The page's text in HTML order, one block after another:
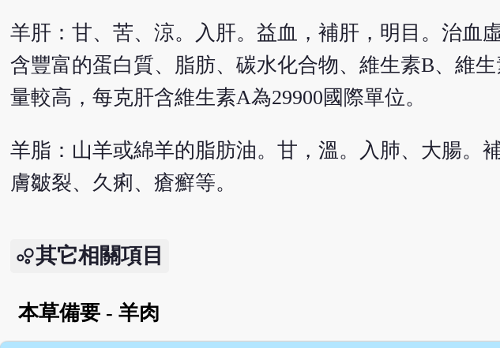
羊肝：甘、苦、涼。入肝。益血，補肝，明目。治血
含豐富的蛋白質、脂肪、碳水化合物、維生素B、維
量較高，每克肝含維生素A為29900國際單位。
羊脂：山羊或綿羊的脂肪油。甘，溫。入肺、大腸。
膚皺裂、久痢、瘡癬等。
其它相關項目
本草備要 - 羊肉